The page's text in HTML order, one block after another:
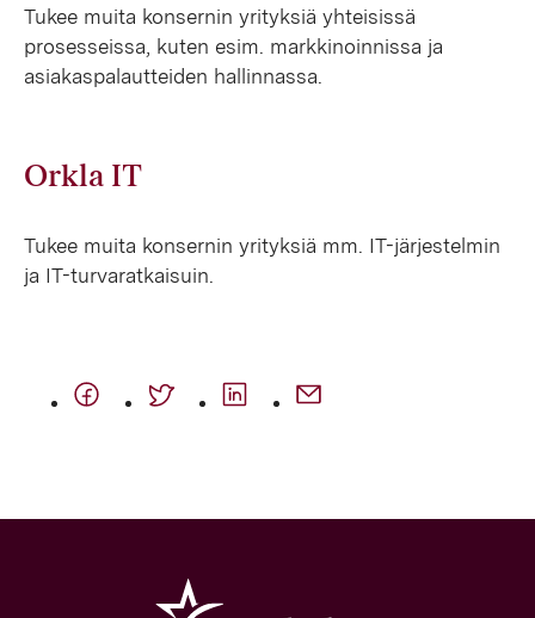
Tukee muita konsernin yrityksiä yhteisissä
prosesseissa, kuten esim. markkinoinnissa ja
asiakaspalautteiden hallinnassa.
Orkla IT
Tukee muita konsernin yrityksiä mm. IT-järjestelmin
ja IT-turvaratkaisuin.